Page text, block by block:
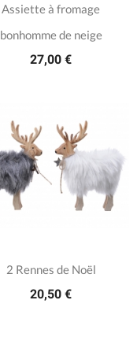
Assiette à fromage
bonhomme de neige
27,00 €
2 Rennes de Noël
20,50 €